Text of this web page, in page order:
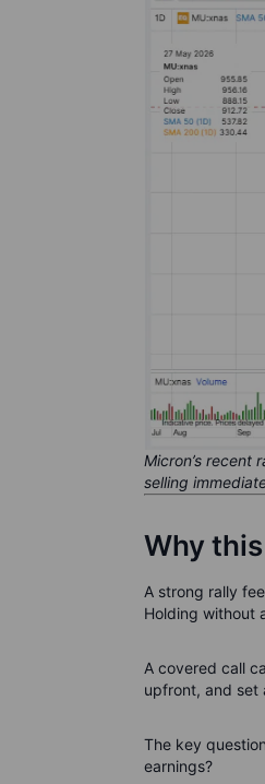
Micron’s recent
selling
Why
A strong rally
Holding without
A covered call
upfront, and set
The key
earnings?